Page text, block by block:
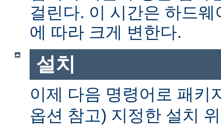
걸린다. 이 시간은 하드
에 따라 크게 변한다.
설치
이제 다음 명령어로 패키
옵션 참고) 지정한 설치